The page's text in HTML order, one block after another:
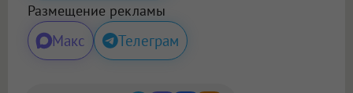
Размещение рекламы
Макс Телеграм